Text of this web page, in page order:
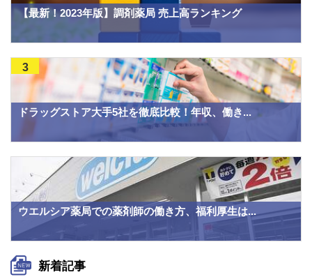
【最新！2023年版】調剤薬局 売上高ランキング
ドラッグストア大手5社を徹底比較！年収、働き...
3
ウエルシア薬局での薬剤師の働き方、福利厚生は...
新着記事